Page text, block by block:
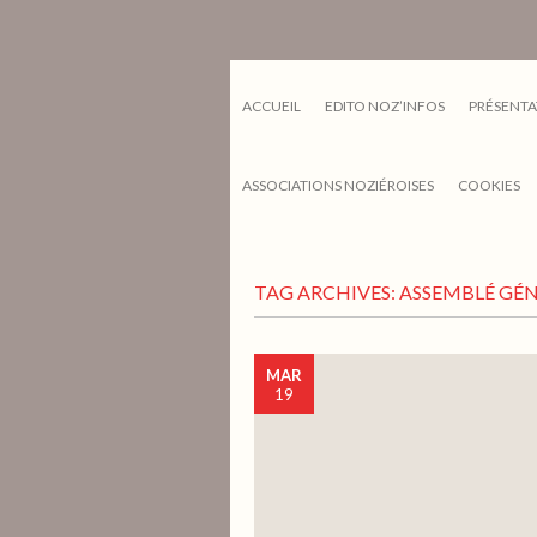
ACCUEIL EDITO NOZ’INFOS
ASSOCIATIONS NOZIÉROISES COOKIES
TAG ARCHIVES: ASSEMBLÉ
MAR
19